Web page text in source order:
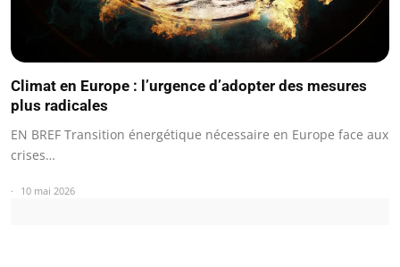
Climat en Europe : l’urgence d’adopter des mesures
plus radicales
EN BREF Transition énergétique nécessaire en Europe face aux
crises…
10 mai 2026